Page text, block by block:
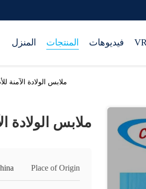
المنزل المنتجات فيديوهات
ملابس الولادة الآمنة
ملابس الولادة
Place of Origin